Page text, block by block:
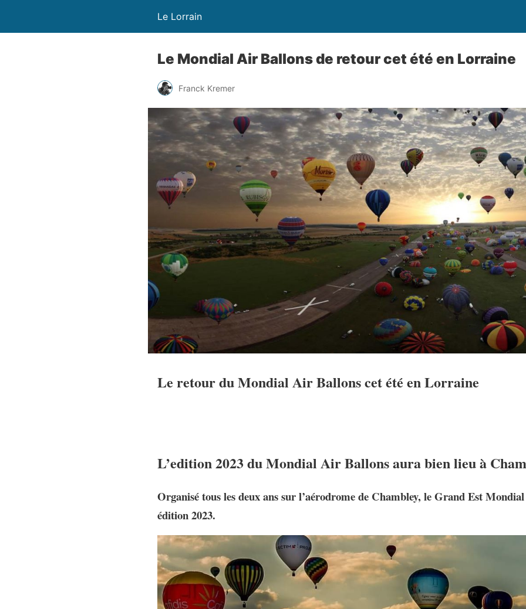
Le Lorrain
Le Mondial Air Ballons de retour cet été en Lorraine
Franck Kremer
Le retour du Mondial Air Ballons cet été en Lorraine
L’edition 2023 du Mondial Air Ballons aura bien lieu à
Organisé tous les deux ans sur l’aérodrome de Chambley, le Grand Est
édition 2023.